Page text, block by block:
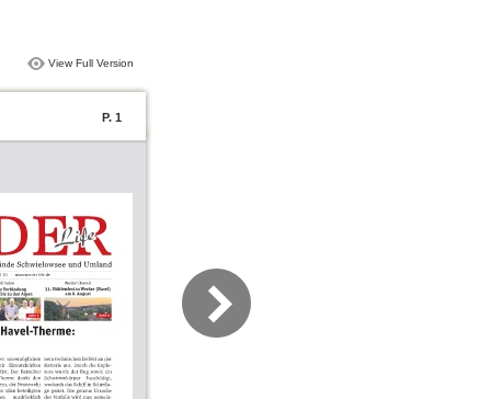
View Full Version
P. 1